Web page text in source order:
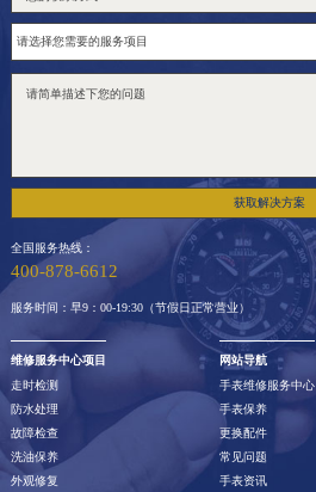
获取解决方案
全国服务热线：
400-878-6612
服务时间：早9：00-19:30（节假日正常营业）
维修服务中心项目
走时检测
防水处理
故障检查
洗油保养
外观修复
网站导航
手表维修服务中心
手表保养
更换配件
常见问题
手表资讯